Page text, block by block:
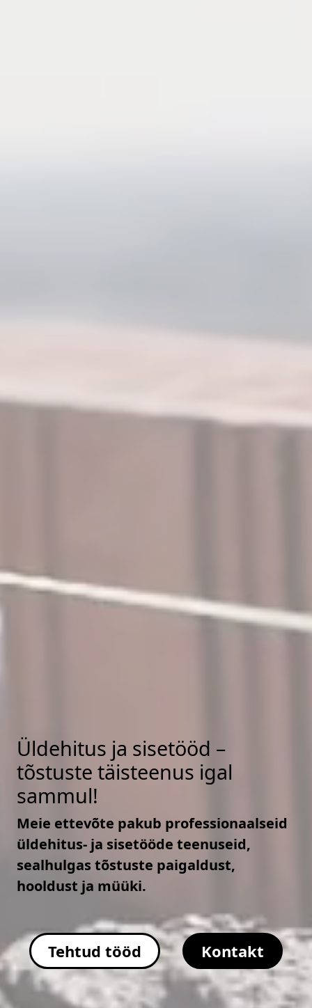
Üldehitus ja sisetööd –
tõstuste täisteenus igal
sammul!
Meie ettevõte pakub professionaalseid
üldehitus- ja sisetööde teenuseid,
sealhulgas tõstuste paigaldust,
hooldust ja müüki.
Tehtud tööd Kontakt